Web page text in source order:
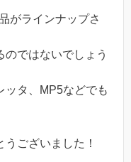
がラインナップさ
ではないでしょう
ッタ、MP5などでも
ございました！